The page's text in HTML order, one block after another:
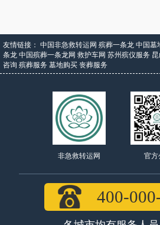
友情链接： 中国非急救转运网 殡葬一条龙 中国墓
条龙 中国殡葬一条龙网 救护车网 苏州殡仪服务
咨询 殡葬服务 墓地购买 丧葬服务
非急救转运网 官方
400-